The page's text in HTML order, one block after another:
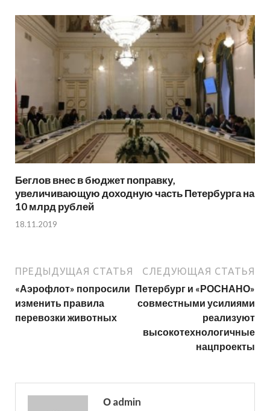
Беглов внес в бюджет поправку,
увеличивающую доходную часть Петербурга на
10 млрд рублей
18.11.2019
ПРЕДЫДУЩАЯ СТАТЬЯ
«Аэрофлот» попросили
изменить правила
перевозки животных
СЛЕДУЮЩАЯ СТАТЬЯ
Петербург и «РОСНАНО»
совместными усилиями
реализуют
высокотехнологичные
нацпроекты
О admin